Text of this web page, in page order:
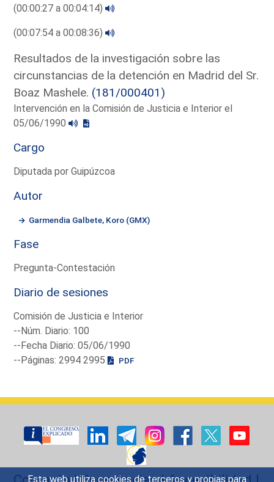
Esta web utiliza cookies de terceros y propias para
(00:00:27 a 00:04:14)
(00:07:54 a 00:08:36)
Resultados de la investigación sobre las
circunstancias de la detención en Madrid del Sr.
Boaz Mashele. (181/000401)
Intervención en la Comisión de Justicia e Interior el
05/06/1990
Cargo
Diputada por Guipúzcoa
Autor
Garmendia Galbete, Koro (GMX)
Fase
Pregunta-Contestación
Diario de sesiones
Comisión de Justicia e Interior
--Núm. Diario: 100
--Fecha Diario: 05/06/1990
--Páginas: 2994 2995
PDF